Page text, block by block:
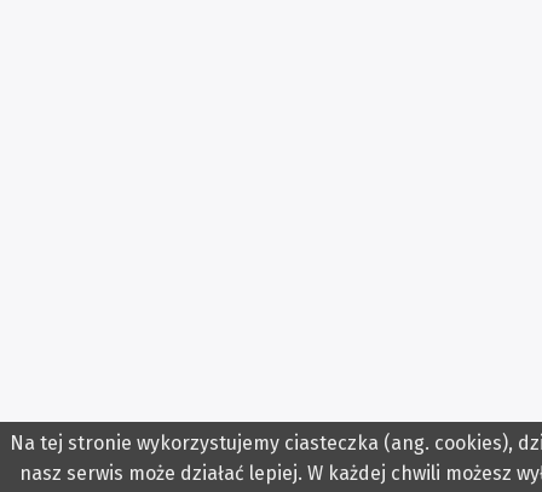
Na tej stronie wykorzystujemy ciasteczka (ang. cookies),
nasz serwis może działać lepiej. W każdej chwili możesz